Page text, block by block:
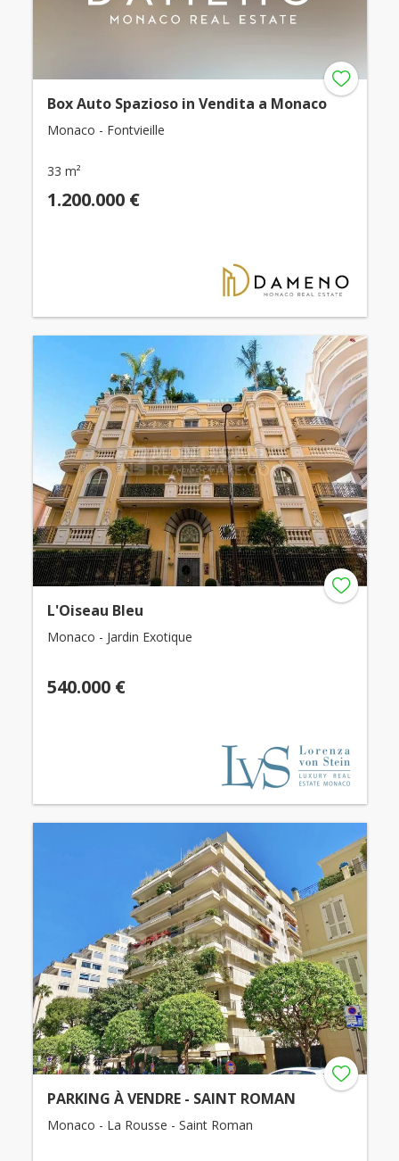
Box Auto Spazioso in Vendita a Monaco
Monaco - Fontvieille
33 m²
1.200.000 €
L'Oiseau Bleu
Monaco - Jardin Exotique
540.000 €
PARKING À VENDRE - SAINT ROMAN
Monaco - La Rousse - Saint Roman